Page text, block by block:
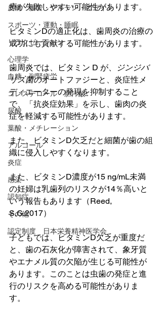
皮膚・腸管・グルテン・カゼイン
スポーツ・運動・睡眠
リラクゼーション
心理学
血糖・副腎疲労
コレステロール・胆汁酸
尿酸
葉酸・メチレーション
アルコール
炎症
感染
認知症
その他
認定制度 日本栄養精神医学会
療が失敗しやすい可能性があります。
ビタミンDの適正化は、歯周炎の治療の
成功にも貢献する可能性があります。
歯周炎では、ビタミン D が、
ジンジバ
リス菌のオートファジーと、炎症性メ
ディエーターの発現を抑制すること
で、「抗炎症効果」を示し、歯肉の炎
症を軽減する可能性があります。
また、ビタミンD欠乏だと細菌が歯の組
織に侵入しやすくなります。
また、ビタミンD濃度が15 ng/mL未満
の妊婦は乳歯列のリスクが14％高いと
いう報告もあります（Reed,
S.G.2017）
子どもでは、ビタミンD欠乏が重度だ
と、歯の石灰化が障害されて、象牙質
やエナメル質の欠陥が生じる可能性が
あります。このことは虫歯の発症と進
行のリスクを高める可能性がありま
す。